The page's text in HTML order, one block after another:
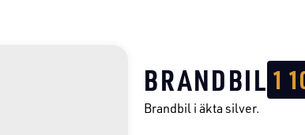
BRANDBIL 1
Brandbil i äkta silver.